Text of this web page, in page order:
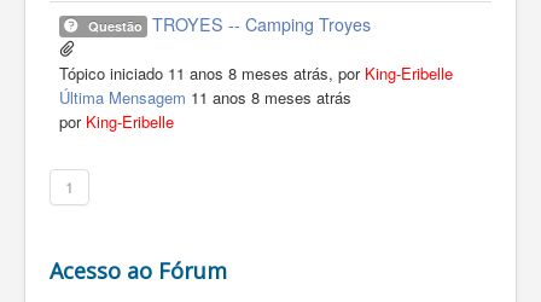
Questão TROYES -- Camping Troyes
Tópico iniciado 11 anos 8 meses atrás, por King-Eribelle
Última Mensagem 11 anos 8 meses atrás
por King-Eribelle
1
Acesso ao Fórum